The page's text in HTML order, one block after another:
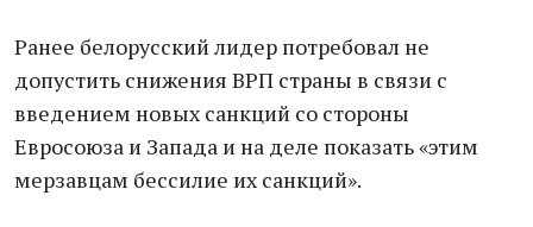
Ранее белорусский лидер потребовал не
допустить снижения ВРП страны в связи с
введением новых санкций со стороны
Евросоюза и Запада и на деле показать «этим
мерзавцам бессилие их санкций».